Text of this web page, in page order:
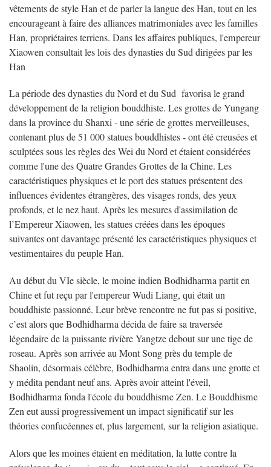
vêtements de style Han et de parler la langue des Han, tout en les
encourageant à faire des alliances matrimoniales avec les familles
Han, propriétaires terriens. Dans les affaires publiques, l'empereur
Xiaowen consultait les lois des dynasties du Sud dirigées par les
Han
La période des dynasties du Nord et du Sud favorisa le grand
développement de la religion bouddhiste. Les grottes de Yungang
dans la province du Shanxi - une série de grottes merveilleuses,
contenant plus de 51 000 statues bouddhistes - ont été creusées et
sculptées sous les règles des Wei du Nord et étaient considérées
comme l'une des Quatre Grandes Grottes de la Chine. Les
caractéristiques physiques et le port des statues présentent des
influences évidentes étrangères, des visages ronds, des yeux
profonds, et le nez haut. Après les mesures d'assimilation de
l’Empereur Xiaowen, les statues créées dans les époques
suivantes ont davantage présenté les caractéristiques physiques et
vestimentaires du peuple Han.
Au début du VIe siècle, le moine indien Bodhidharma partit en
Chine et fut reçu par l'empereur Wudi Liang, qui était un
bouddhiste passionné. Leur brève rencontre ne fut pas si positive,
c’est alors que Bodhidharma décida de faire sa traversée
légendaire de la puissante rivière Yangtze debout sur une tige de
roseau. Après son arrivée au Mont Song près du temple de
Shaolin, désormais célèbre, Bodhidharma entra dans une grotte et
y médita pendant neuf ans. Après avoir atteint l'éveil,
Bodhidharma fonda l'école du bouddhisme Zen. Le Bouddhisme
Zen eut aussi progressivement un impact significatif sur les
théories confucéennes et, plus largement, sur la religion asiatique.
Alors que les moines étaient en méditation, la lutte contre la